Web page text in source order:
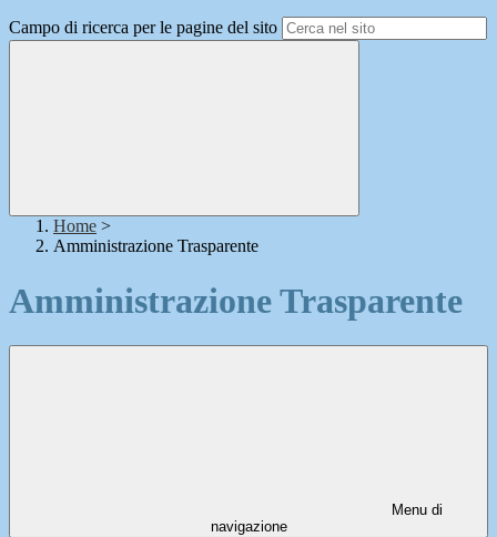
Campo di ricerca per le pagine del sito
Home >
Amministrazione Trasparente
Amministrazione Trasparente
Menu di
navigazione